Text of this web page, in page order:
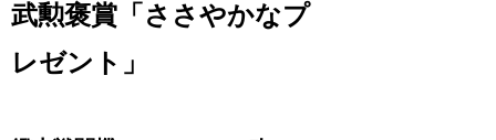
武勲褒賞「ささやかなプ
レゼント」